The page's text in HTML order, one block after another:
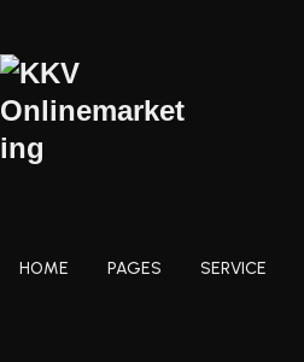
HOME PAGES SERVICE